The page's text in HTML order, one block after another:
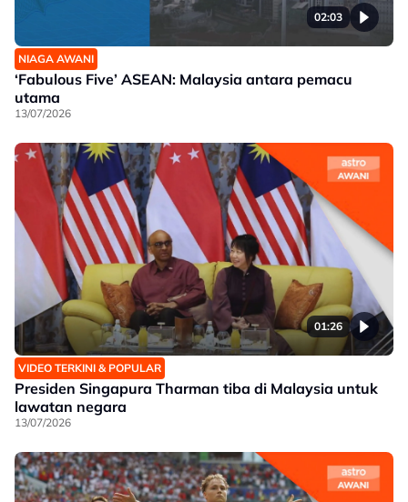
02:03
NIAGA AWANI
‘Fabulous Five’ ASEAN: Malaysia antara pemacu
utama
13/07/2026
01:26
VIDEO TERKINI & POPULAR
Presiden Singapura Tharman tiba di Malaysia untuk
lawatan negara
13/07/2026